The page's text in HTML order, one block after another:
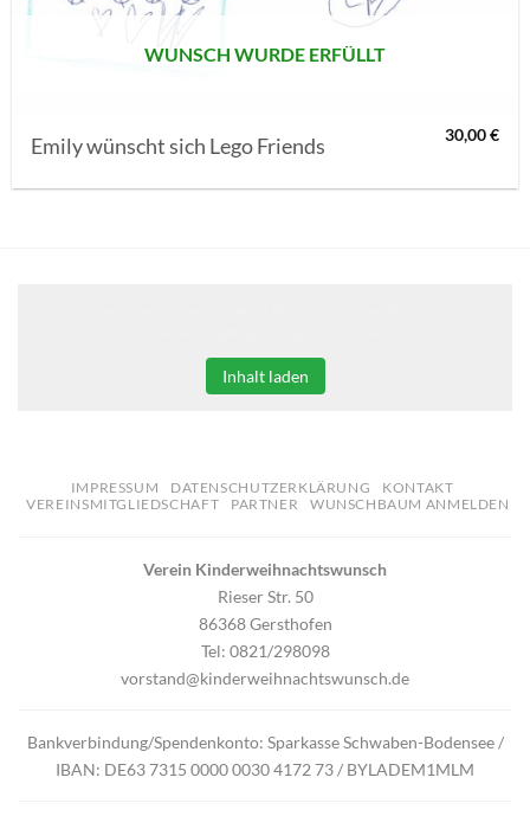
WUNSCH WURDE ERFÜLLT
Emily wünscht sich Lego Friends 30,00€
Inhalt laden
IMPRESSUM DATENSCHUTZERKLÄRUNG
KONTAKT
VEREINSMITGLIEDSCHAFT
PARTNER WUNSCHBAUM ANMELDEN
Verein Kinderweihnachtswunsch
Rieser Str. 50
86368 Gersthofen
Tel: 0821/298098
vorstand@kinderweihnachtswunsch.de
Bankverbindung/Spendenkonto: Sparkasse Schwaben-Bodensee /
IBAN: DE63 7315 0000 0030 4172 73 / BYLADEM1MLM